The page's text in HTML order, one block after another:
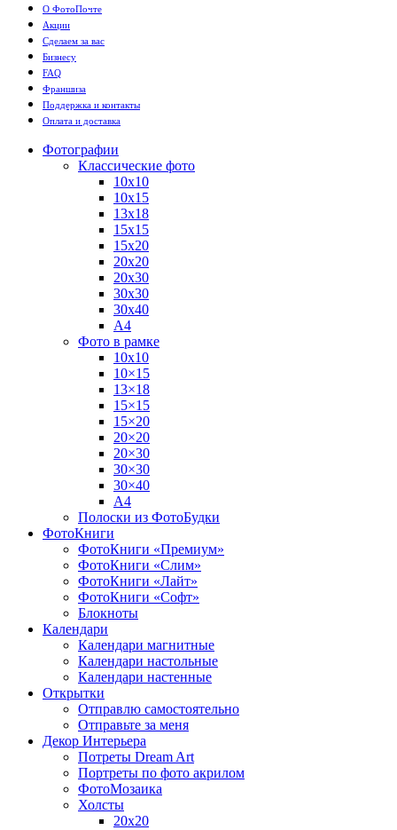
О ФотоПочте
Акции
Сделаем за вас
Бизнесу
FAQ
Франшиза
Поддержка и контакты
Оплата и доставка
Фотографии
Классические фото
10х10
10х15
13х18
15х15
15х20
20х20
20х30
30х30
30х40
А4
Фото в рамке
10х10
10×15
13×18
15×15
15×20
20×20
20×30
30×30
30×40
A4
Полоски из ФотоБудки
ФотоКниги
ФотоКниги «Премиум»
ФотоКниги «Слим»
ФотоКниги «Лайт»
ФотоКниги «Софт»
Блокноты
Календари
Календари магнитные
Календари настольные
Календари настенные
Открытки
Отправлю самостоятельно
Отправьте за меня
Декор Интерьера
Потреты Dream Art
Портреты по фото акрилом
ФотоМозаика
Холсты
20х20